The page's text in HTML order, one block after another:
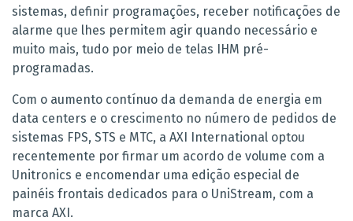
sistemas, definir programações, receber notificações de
alarme que lhes permitem agir quando necessário e
muito mais, tudo por meio de telas IHM pré-
programadas.
Com o aumento contínuo da demanda de energia em
data centers e o crescimento no número de pedidos de
sistemas FPS, STS e MTC, a AXI International optou
recentemente por firmar um acordo de volume com a
Unitronics e encomendar uma edição especial de
painéis frontais dedicados para o UniStream, com a
marca AXI.